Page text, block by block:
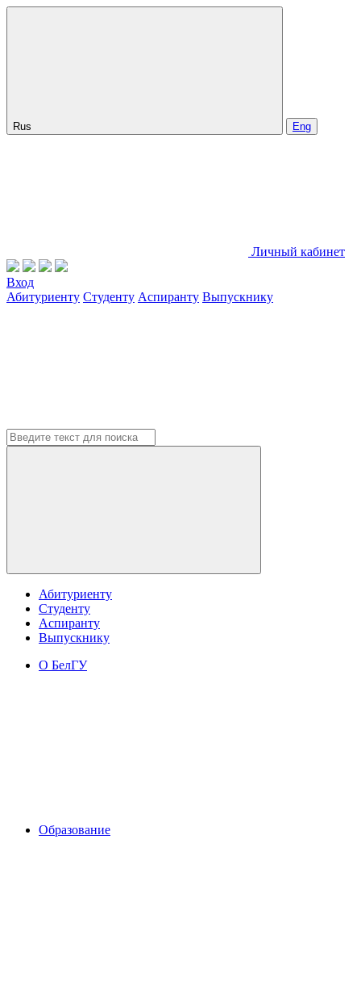
Rus Eng
Личный кабинет
Вход
Абитуриенту Студенту Аспиранту Выпускнику
Абитуриенту
Студенту
Аспиранту
Выпускнику
О БелГУ
Образование